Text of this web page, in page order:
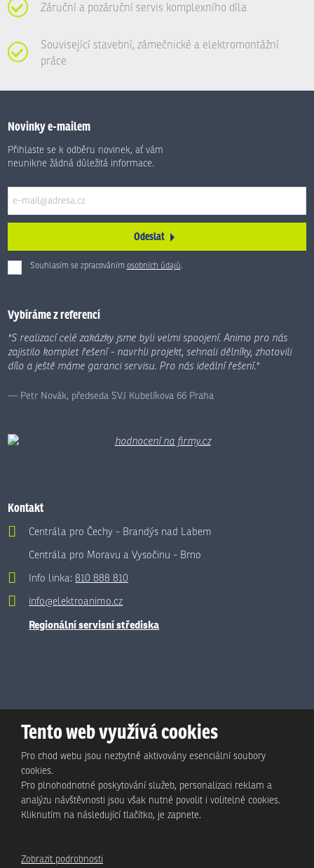
Záruční a pozáruční servis komplexního díla
Související stavební, zámečnické a elektromontážní
práce
Novinky e-mailem
Přihlaste se k odběru novinek, ať vám
neunikne žádná důležitá informace.
Odeslat
Souhlasím se zpracováním osobních údajů.
Formulář
nepodařilo
odeslat.
Vybíráme z referencí
"S realizací celé zakázky jsme byli velmi spoojení. Animo pro nás
zajistilo komplet řešení - navrhli projekt, sehnali dělníky, zhotovili
dílo a ještě máme garanci servisu. Pro nás ideální řešení."
Petr Novák, předseda SVJ Kubelíkova 66 Praha
Kontakt
Centrála pro Čechy - Brandýs nad Labem
Centrála pro Moravu a Vysočinu - Brno
Info linka:810 888 810
info@elektroanimo.cz
Regionální servisní střediska
© Animo Bohemia s.r.o., 2026, vytvořila eBRÁNA s.r.o.
Mapa stránek|Podmínky použití|Ochrana osobních údajů
Tento web využívá cookies
Pro chod webu jsou nezbytně aktivovány esenciální soubory
cookies.
Pro plnohodnotné poskytování služeb, personalizaci reklam a
analýzu návštěvnosti jsou však nutné povolit i volitelné cookies.
Kliknutím na následující tlačítko, je zapnete.
Zobrazit podrobnosti